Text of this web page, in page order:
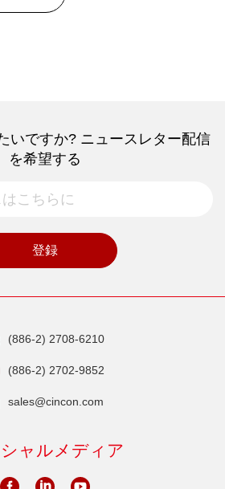
いですか? ニュースレター配信
を希望する
登録
(886-2) 2708-6210
(886-2) 2702-9852
sales@cincon.com
ャルメディア